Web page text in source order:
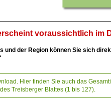
voraussichtlich im
und der Region können Sie sich
Hier finden Sie auch das
Treisberger Blattes (1 bis 127).